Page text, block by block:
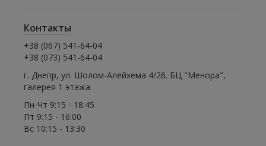
Контакты
+38 (067) 541-64-04
+38 (073) 541-64-04
г. Днепр, ул. Шолом-Алейхема 4/26. БЦ "Менора",
галерея 1 этажа
Пн-Чт 9:15 - 18:45
Пт 9:15 - 16:00
Вс 10:15 - 13:30